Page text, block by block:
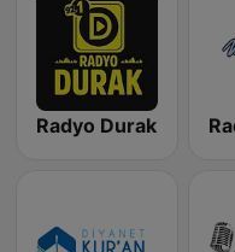
Radyo Durak